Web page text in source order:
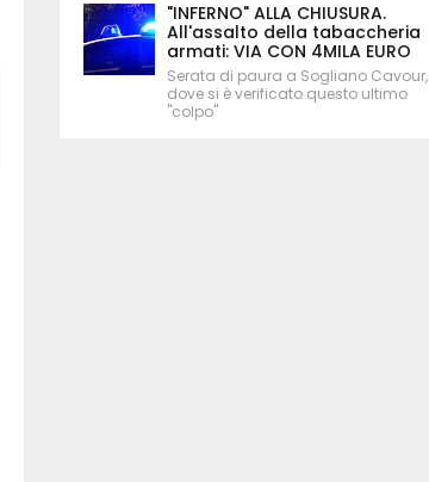
"INFERNO" ALLA CHIUSURA.
All'assalto della tabaccheria
armati: VIA CON 4MILA EURO
Serata di paura a Sogliano Cavour,
dove si è verificato questo ultimo
"colpo"